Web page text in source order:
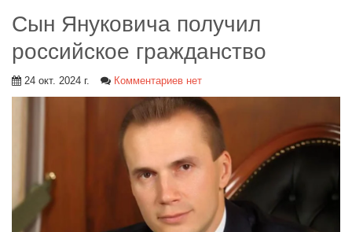
Сын Януковича получил
российское гражданство
24 окт. 2024 г. Комментариев нет